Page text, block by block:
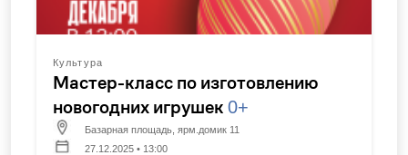
Культура
Мастер-класс по изготовлению
новогодних игрушек 0+
Базарная площадь, ярм.домик 11
27.12.2025 • 13:00